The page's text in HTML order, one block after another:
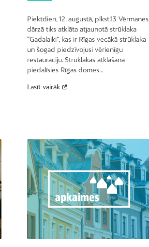
Piektdien, 12. augustā, plkst.13 Vērmanes
dārzā tiks atklāta atjaunotā strūklaka
“Gadalaiki”, kas ir Rīgas vecākā strūklaka
un šogad piedzīvojusi vērienīgu
restaurāciju. Strūklakas atklāšanā
piedalīsies Rīgas domes…
Lasīt vairāk